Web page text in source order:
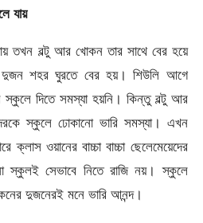
যায়
তখন বল্টু আর খোকন তার সাথে বের হয়ে
দুজন শহর ঘুরতে বের হয়। শিউলি আগে
স্কুলে দিতে সমস্যা হয়নি। কিন্তু বল্টু আর
স্কুলে ঢোকানো ভারি সমস্যা। এখন
ওয়ানের বাচ্চা বাচ্চা ছেলেমেয়েদের
স্কুলই সেভাবে নিতে রাজি নয়। স্কুলে
দুজনেরই মনে ভারি আনন্দ।